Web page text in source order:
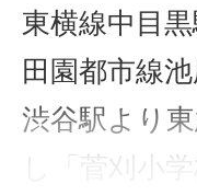
東横線中目
田園都市線
渋谷駅より
し「菅刈小